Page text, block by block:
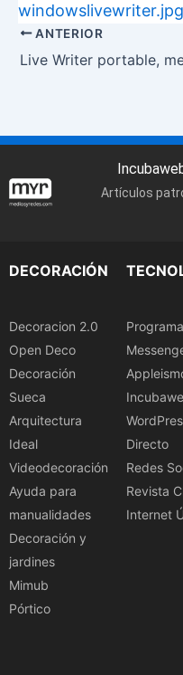
windowslivewriter.jpg
ANTERIOR
Live Writer portable,
Artículos
DECORACIÓN
Decoracion 2.0
Open Deco
Decoración
Sueca
Arquitectura
Ideal
Videodecoración
Ayuda para
manualidades
Decoración y
jardines
Mimub
Pórtico
Directo
Redes
Revista
Internet